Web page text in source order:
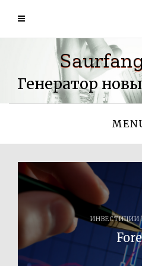
Генератор
ИНВЕСТИЦИИ